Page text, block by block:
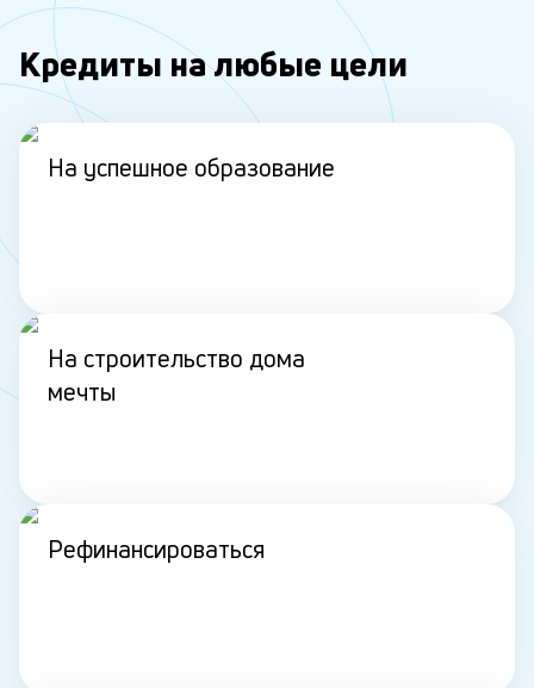
Кредиты на любые цели
На успешное образование
На строительство дома
мечты
Рефинансироваться